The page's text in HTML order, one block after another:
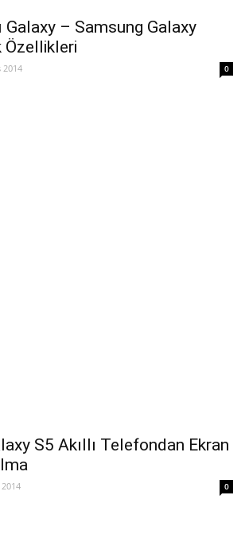
Galaxy – Samsung Galaxy
Özellikleri
2014 0
S5 Akıllı Telefondan Ekran
0